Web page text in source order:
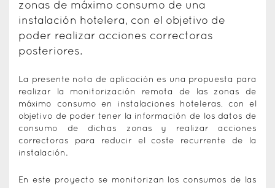
zonas de máximo consumo de una
instalación hotelera, con el objetivo de
poder realizar acciones correctoras
posteriores.
La presente nota de aplicación es una propuesta para
realizar la monitorización remota de las zonas de
máximo consumo en instalaciones hoteleras, con el
objetivo de poder tener la información de los datos de
consumo de dichas zonas y realizar acciones
correctoras para reducir el coste recurrente de la
instalación.
En este proyecto se monitorizan los consumos de las